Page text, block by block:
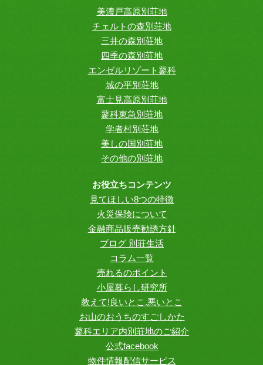
美濃戸高原別荘地
チェルトの森別荘地
三井の森別荘地
四季の森別荘地
エンゼルリゾート蓼科
城の平別荘地
富士見高原別荘地
蓼科東急別荘地
学者村別荘地
美しの国別荘地
その他の別荘地
お役立ちコンテンツ
見てほしい8つの特徴
火災保険について
金融商品販売勧誘方針
ブログ 別荘生活
コラム一覧
売れるのポイント
小屋暮らし研究所
教えて!良いとこ.悪いとこ
お山のおうちのすごしかた
蓼科エリア内別荘地のご紹介
公式facebook
物件情報配信サービス